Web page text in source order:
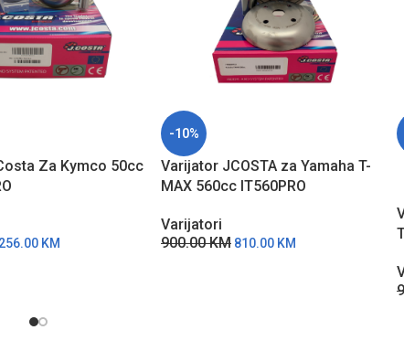
Za Kymco 50cc
256.00 KM
-10%
Varijator JCOSTA za Yamaha T-
MAX 560cc IT560PRO
Varijatori
900.00KM 810.00 KM